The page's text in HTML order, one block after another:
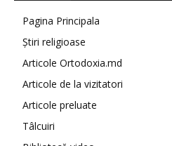
Pagina Principala
Știri religioase
Articole Ortodoxia.md
Articole de la vizitatori
Articole preluate
Tâlcuiri